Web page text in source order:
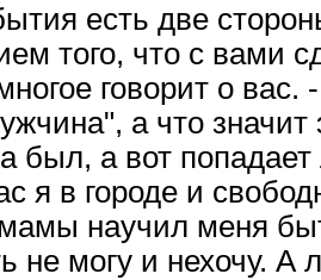
есть две
того, что с вами
говорит о
а что значит
был, а вот попадает
я в городе и
научил меня
не могу и нехочу.